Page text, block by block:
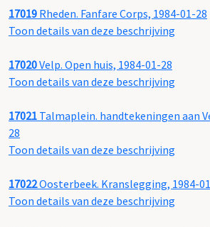
17019 Rheden. Fanfare Corps, 1984-01-28
Toon details van deze beschrijving
17020Velp. Open huis, 1984-01-28
Toon details van deze beschrijving
17021 Talmaplein. handtekeningen aan
28
Toon details van deze beschrijving
17022Oosterbeek. Kranslegging, 1984-
Toon details van deze beschrijving